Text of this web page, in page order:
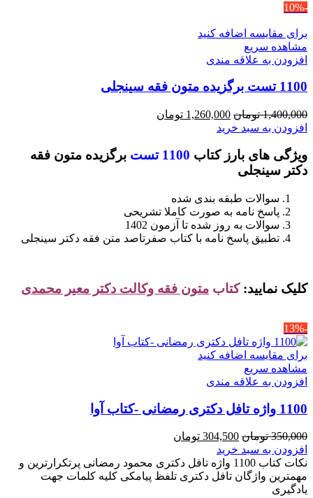
-10%
برای مقایسه اضافه کنید
مشاهده سریع
افزودن به علاقه مندی
1100 تست برگزیده متون فقه سینجلی
1,400,000 تومان قیمت
اصلی
بود.
1,260,000 تومان
است.
افزودن به سبد خرید
ویژگی های بارز کتاب 1100 تست
برگزیده متون فقه
دکتر سینجلی
سوالات طبقه بندی شده
پاسخ نامه به صورت کاملا تشریحی
سوالات به روز شده تا آزمون 1402
تطبیق پاسخ نامه با کتاب صفرتاصد متن فقه دکتر سینجلی
کلیک نمایید: کتاب متون فقه وکالت دکتر معیر محمدی
-13%
برای مقایسه اضافه کنید
مشاهده سریع
افزودن به علاقه مندی
1100 واژه تافل دکتری رمضانی -کتاب آوا
350,000 تومان قیمت
اصلی
350,000 تومان
بود.
304,500 تومان
304,500 تومان
است.
افزودن به سبد خرید
نکات کتاب 1100 واژه تافل دکتری محمود رمضانی پرتکرارترین و
مهمترین واژگان تافل دکتری تلفظ پیامکی کلیه کلمات جهت
یادگیری